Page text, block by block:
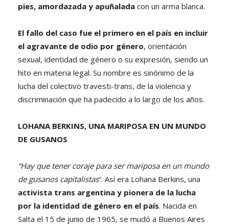
pies, amordazada y apuñalada con un arma blanca.
El fallo del caso fue el primero en el país en incluir
el agravante de odio por género, orientación
sexual, identidad de género o su expresión, siendo un
hito en materia legal. Su nombre es sinónimo de la
lucha del colectivo travesti-trans, de la violencia y
discriminación que ha padecido a lo largo de los años.
LOHANA BERKINS, UNA MARIPOSA EN UN MUNDO
DE GUSANOS
“Hay que tener coraje para ser mariposa en un mundo
de gusanos capitalistas“. Así era Lohana Berkins, una
activista trans argentina y pionera de la lucha
por la identidad de género en el país. Nacida en
Salta el 15 de junio de 1965, se mudó a Buenos Aires